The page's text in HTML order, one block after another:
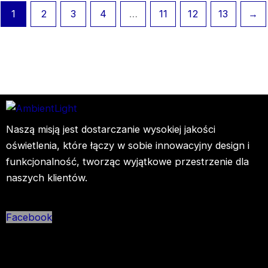
1 2 3 4 … 11 12 13 →
Naszą misją jest dostarczanie wysokiej jakości
oświetlenia, które łączy w sobie innowacyjny design i
funkcjonalność, tworząc wyjątkowe przestrzenie dla
naszych klientów.
Facebook